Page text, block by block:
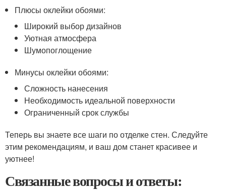
Плюсы оклейки обоями:
Широкий выбор дизайнов
Уютная атмосфера
Шумопоглощение
Минусы оклейки обоями:
Сложность нанесения
Необходимость идеальной поверхности
Ограниченный срок службы
Теперь вы знаете все шаги по отделке стен. Следуйте
этим рекомендациям, и ваш дом станет красивее и
уютнее!
Связанные вопросы и ответы: